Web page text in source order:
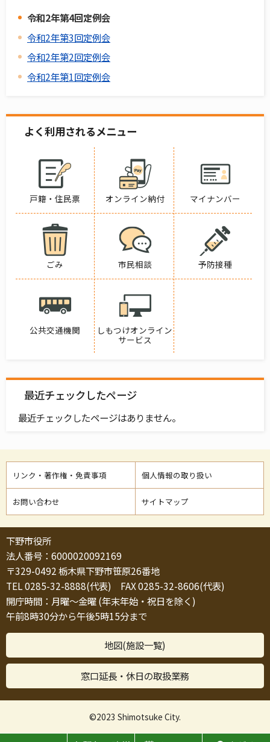
令和2年第4回定例会
令和2年第3回定例会
令和2年第2回定例会
令和2年第1回定例会
よく利用されるメニュー
戸籍・住民票 オンライン納付 マイナンバー
ごみ 市民相談 予防接種
公共交通機関
しもつけオンライン
サービス
最近チェックしたページ
最近チェックしたページはありません。
リンク・著作権・免責事項 個人情報の取り扱い
お問い合わせ サイトマップ
下野市役所
法人番号：6000020092169
〒329-0492 栃木県下野市笹原26番地
TEL 0285-32-8888(代表) FAX 0285-32-8606(代表)
開庁時間：月曜～金曜 (年末年始・祝日を除く)
午前8時30分から午後5時15分まで
地図(施設一覧)
窓口延長・休日の取扱業務
©2023 Shimotsuke City.